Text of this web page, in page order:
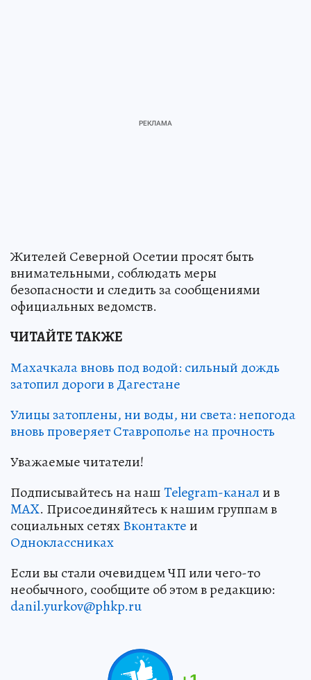
Жителей Северной Осетии просят быть
внимательными, соблюдать меры
безопасности и следить за сообщениями
официальных ведомств.
ЧИТАЙТЕ ТАКЖЕ
Махачкала вновь под водой: сильный дождь
затопил дороги в Дагестане
Улицы затоплены, ни воды, ни света: непогода
вновь проверяет Ставрополье на прочность
Уважаемые читатели!
Подписывайтесь на нашTelegram-канали в
MAX. Присоединяйтесь к нашим группам в
социальных сетяхВконтактеи
Одноклассниках
Если вы стали очевидцем ЧП или чего-то
необычного, сообщите об этом в редакцию:
danil.yurkov@phkp.ru